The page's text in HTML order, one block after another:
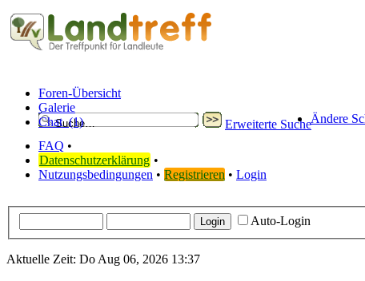
Foren-Übersicht
Galerie
Chat(1) Erweiterte SucheÄndere
FAQ •
Datenschutzerklärung •
Nutzungsbedingungen • Registrieren • Login
Auto-Login
Aktuelle Zeit: Do Aug 06, 2026 13:37